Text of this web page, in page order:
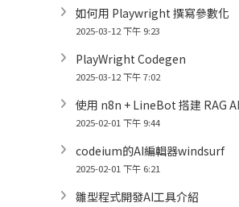
如何用 Playwright 撰寫參數化
2025-03-12 下午 9:23
PlayWright Codegen
2025-03-12 下午 7:02
使用 n8n + LineBot 搭建 RAG
2025-02-01 下午 9:44
codeium的AI編輯器windsurf
2025-02-01 下午 6:21
雛型程式開發AI工具介紹